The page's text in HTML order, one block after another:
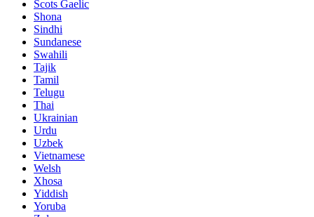
Scots Gaelic
Shona
Sindhi
Sundanese
Swahili
Tajik
Tamil
Telugu
Thai
Ukrainian
Urdu
Uzbek
Vietnamese
Welsh
Xhosa
Yiddish
Yoruba